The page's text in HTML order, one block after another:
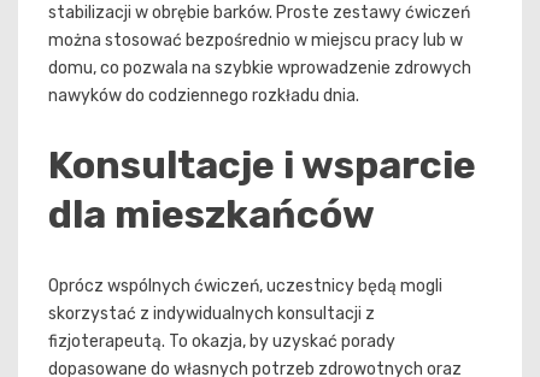
stabilizacji w obrębie barków. Proste zestawy ćwiczeń
można stosować bezpośrednio w miejscu pracy lub w
domu, co pozwala na szybkie wprowadzenie zdrowych
nawyków do codziennego rozkładu dnia.
Konsultacje i wsparcie
dla mieszkańców
Oprócz wspólnych ćwiczeń, uczestnicy będą mogli
skorzystać z indywidualnych konsultacji z
fizjoterapeutą. To okazja, by uzyskać porady
dopasowane do własnych potrzeb zdrowotnych oraz